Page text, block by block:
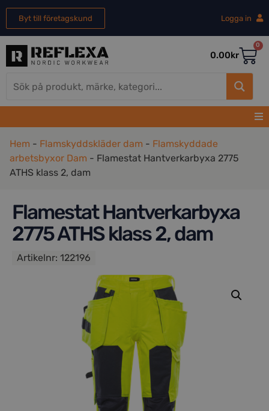
Byt till företagskund Logga in
0.00kr
0
Hem - Flamskyddskläder dam - Flamskyddade
arbetsbyxor Dam - Flamestat Hantverkarbyxa 2775
ATHS klass 2, dam
Flamestat Hantverkarbyxa
2775 ATHS klass 2, dam
Artikelnr: 122196